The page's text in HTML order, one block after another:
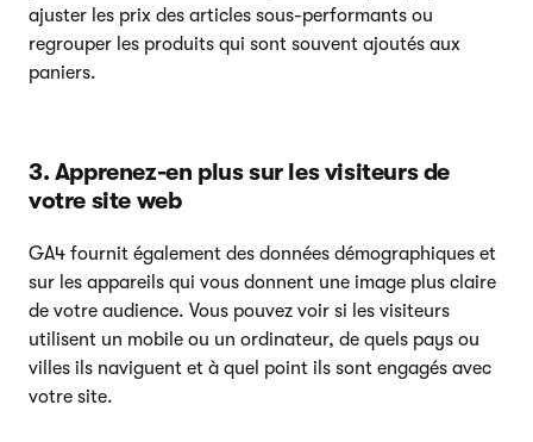
ajuster les prix des articles sous-performants ou
regrouper les produits qui sont souvent ajoutés aux
paniers.
3. Apprenez-en plus sur les visiteurs de
votre site web
GA4 fournit également des données démographiques et
sur les appareils qui vous donnent une image plus claire
de votre audience. Vous pouvez voir si les visiteurs
utilisent un mobile ou un ordinateur, de quels pays ou
villes ils naviguent et à quel point ils sont engagés avec
votre site.